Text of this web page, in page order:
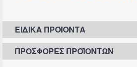
ΕΙΔΙΚΆ ΠΡΟΪΌΝΤΑ
ΠΡΟΣΦΟΡΈΣ ΠΡΟΪΌΝΤΩΝ